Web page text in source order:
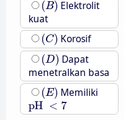
(B) Elektrolit
kuat
(C)
(C) Korosif
(D)
(D) Dapat
menetralkan basa
(E)
(E) Memiliki
pH < 7
pH<7